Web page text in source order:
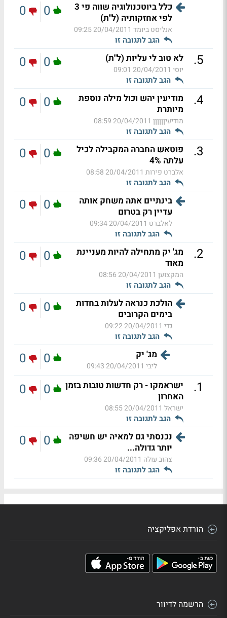
כלל ביוטכנולוגיה שווה פי 3
לפי אחזקותיה (ל"ת)
אנליסט ביומד 20/04/2011 09:25
הגב לתגובה זו
0
0
5
. לא טוב לי עליות (ל"ת)
יוסי 20/04/2011 09:01
הגב לתגובה זו
0
0
4
.
מודיעין יהש וכול מילה נוספת
מיותרת
מודיעיןןןןןן 20/04/2011 08:59
הגב לתגובה זו
0
0
3
.
פוטאש החברה המקבילה לכיל
עלתה 4%
אלברט פירות 20/04/2011 08:58
הגב לתגובה זו
0
0
בינתיים אתה משחק אותה
עדיין רק בטרום
לאלברט 20/04/2011 09:34
הגב לתגובה זו
0
0
2
.
מג' יק מתחילה להיות מעניינת
מאוד
המקצוען 20/04/2011 08:56
הגב לתגובה זו
0
0
הולכת כנראה לעלות בחדות
בימים הקרובים
גדי 20/04/2011 09:22
הגב לתגובה זו
0
0
מג' יק
ליבי 20/04/2011 09:43
0
0
1
.
ישראמקו - רק חדשות טובות בזמן
האחרון
ישראל 20/04/2011 08:55
הגב לתגובה זו
0
0
נכנסתי גם למאיה יש חשיפה
יותר גדולה...
צהוב עולה 20/04/2011 09:36
הגב לתגובה זו
0
0
הורדת אפליקציה
הרשמה לדיוור